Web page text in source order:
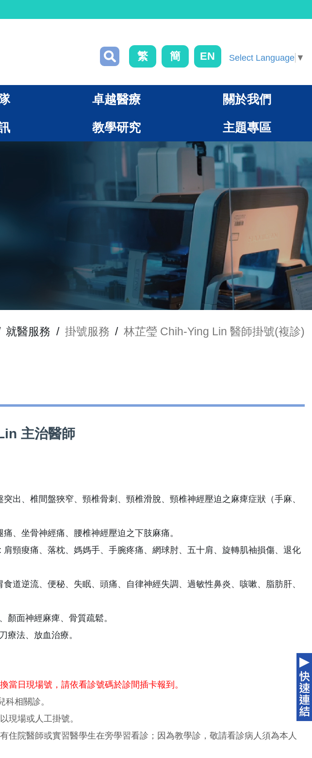
繁 簡 EN Select Language ▼
卓越醫療 關於我們
教學研究 主題專區
就醫服務 / 掛號服務 / 林芷瑩 Chih-Ying Lin 醫師掛號(複診)
主治醫師
出、椎間盤狹窄、頸椎骨刺、頸椎滑脫、頸椎神經壓迫之麻痺症狀（手麻、
、坐骨神經痛、腰椎神經壓迫之下肢麻痛。
頸痠痛、落枕、媽媽手、手腕疼痛、網球肘、五十肩、旋轉肌袖損傷、退化
道逆流、便秘、失眠、頭痛、自律神經失調、過敏性鼻炎、咳嗽、脂肪肝、
顏面神經麻痺、骨質疏鬆。
療法、放血治療。
當日現場號，請依看診號碼於診間插卡報到。
科相關診。
現場或人工掛號。
住院醫師或實習醫學生在旁學習看診；因為教學診，敬請看診病人須為本人